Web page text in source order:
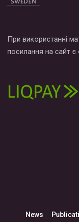
При використанні
посилання на сайт є
News